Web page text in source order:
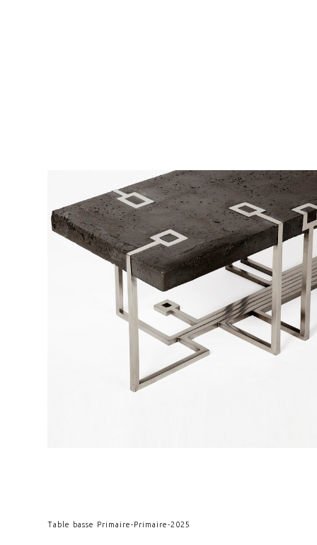
Table basse Primaire-Primaire-2025